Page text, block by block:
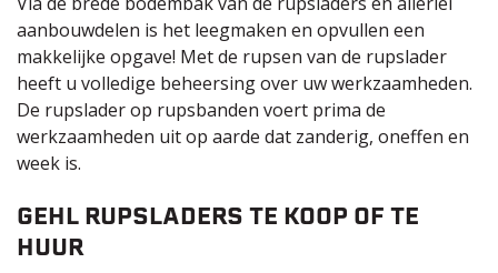
aanbouwdelen is het leegmaken en opvullen een
makkelijke opgave! Met de rupsen van de rupslader
heeft u volledige beheersing over uw werkzaamheden.
De rupslader op rupsbanden voert prima de
werkzaamheden uit op aarde dat zanderig, oneffen en
week is.
GEHL RUPSLADERS TE KOOP OF TE
HUUR